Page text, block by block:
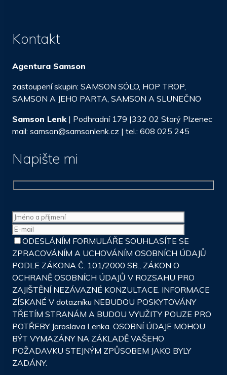
Kontakt
Agentura Samson
zastoupení skupin: SAMSON SÓLO, HOP TROP,
SAMSON A JEHO PARTA, SAMSON A SLUNEČNO
Samson Lenk| Podhradní 179 |332 02 Starý Plzenec
mail: samson@samsonlenk.cz | tel.: 608 025 245
Napište mi
ODESLÁNÍM FORMULÁŘE SOUHLASÍTE SE
ZPRACOVÁNÍM A UCHOVÁNÍM OSOBNÍCH ÚDAJŮ
PODLE ZÁKONA Č. 101/2000 SB., ZÁKON O
OCHRANĚ OSOBNÍCH ÚDAJŮ V ROZSAHU PRO
ZAJIŠTĚNÍ NEZÁVAZNÉ KONZULTACE. INFORMACE
ZÍSKANÉ V dotazníku NEBUDOU POSKYTOVÁNY
TŘETÍM STRANÁM A BUDOU VYUŽITY POUZE PRO
POTŘEBY Jaroslava Lenka. OSOBNÍ ÚDAJE MOHOU
BÝT VYMAZÁNY NA ZÁKLADĚ VAŠEHO
POŽADAVKU STEJNÝM ZPŮSOBEM JAKO BYLY
ZADÁNY.